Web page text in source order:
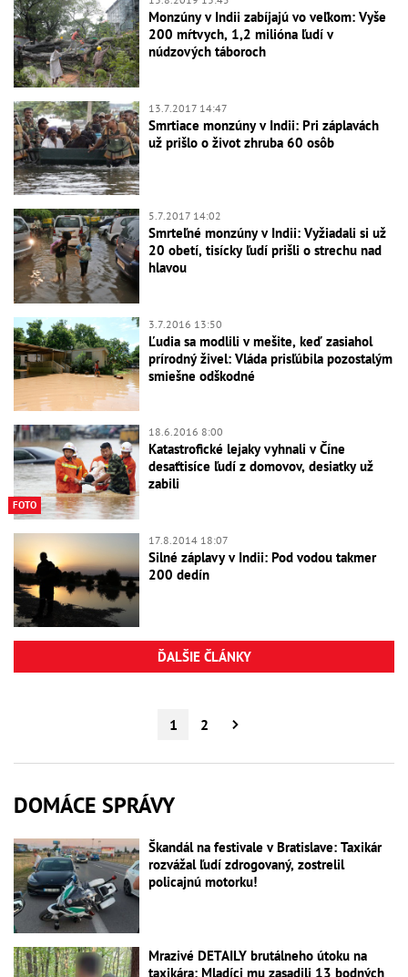
Monzúny v Indii zabíjajú vo veľkom: Vyše
200 mŕtvych, 1,2 milióna ľudí v
núdzových táboroch
13.7.2017 14:47
Smrtiace monzúny v Indii: Pri záplavách
už prišlo o život zhruba 60 osôb
5.7.2017 14:02
Smrteľné monzúny v Indii: Vyžiadali si už
20 obetí, tisícky ľudí prišli o strechu nad
hlavou
3.7.2016 13:50
Ľudia sa modlili v mešite, keď zasiahol
prírodný živel: Vláda prisľúbila pozostalým
smiešne odškodné
FOTO
18.6.2016 8:00
Katastrofické lejaky vyhnali v Číne
desaťtisíce ľudí z domovov, desiatky už
zabili
17.8.2014 18:07
Silné záplavy v Indii: Pod vodou takmer
200 dedín
ĎALŠIE ČLÁNKY
1 2
DOMÁCE SPRÁVY
Škandál na festivale v Bratislave: Taxikár
rozvážal ľudí zdrogovaný, zostrelil
policajnú motorku!
Mrazivé DETAILY brutálneho útoku na
taxikára: Mladíci mu zasadili 13 bodných